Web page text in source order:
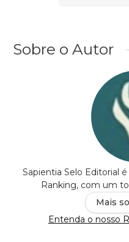
Sobre o Autor
Sapientia Selo Editorial
Ranking, com um
Mais
Entenda o nosso